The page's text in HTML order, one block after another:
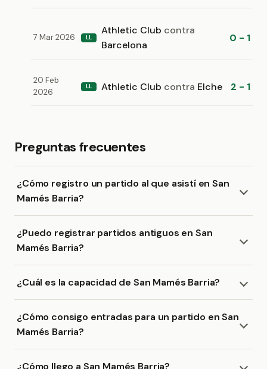
7 Mar 2026 LL
Athletic Club contra
Barcelona
0 - 1
20 Feb
2026
LL Athletic Club contra Elche 2 - 1
Preguntas frecuentes
¿Cómo registro un partido al que asistí en San
Mamés Barria?
¿Puedo registrar partidos antiguos en San
Mamés Barria?
¿Cuál es la capacidad de San Mamés Barria?
¿Cómo consigo entradas para un partido en San
Mamés Barria?
¿Cómo llego a San Mamés Barria?